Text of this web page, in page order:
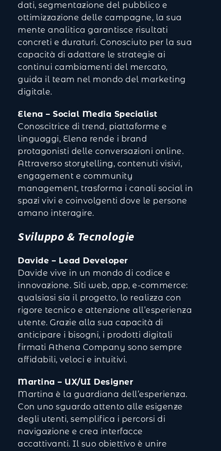
dati, segmentazione del pubblico e
ottimizzazione delle campagne, la sua
mente analitica garantisce risultati
concreti e duraturi. Conosciuto per la sua
capacità di adattare le strategie ai
continui cambiamenti del mercato,
guida il team nel mondo del marketing
digitale.
Elena – Social Media Specialist
Conoscitrice di trend, piattaforme e
linguaggi, Elena rende i brand
protagonisti delle conversazioni online.
Attraverso storytelling, contenuti visivi,
engagement e community
management, trasforma i canali social in
spazi vivi e coinvolgenti dove le persone
amano interagire.
Sviluppo & Tecnologie
Davide – Lead Developer
Davide vive in un mondo di codice e
innovazione. Siti web, app, e-commerce:
qualsiasi sia il progetto, lo realizza con
rigore tecnico e attenzione all’esperienza
utente. Grazie alla sua capacità di
anticipare i bisogni, i prodotti digitali
firmati Athena Company sono sempre
affidabili, veloci e intuitivi.
Martina – UX/UI Designer
Martina è la guardiana dell’esperienza.
Con uno sguardo attento alle esigenze
degli utenti, semplifica i percorsi di
navigazione e crea interfacce
accattivanti. Il suo obiettivo è unire